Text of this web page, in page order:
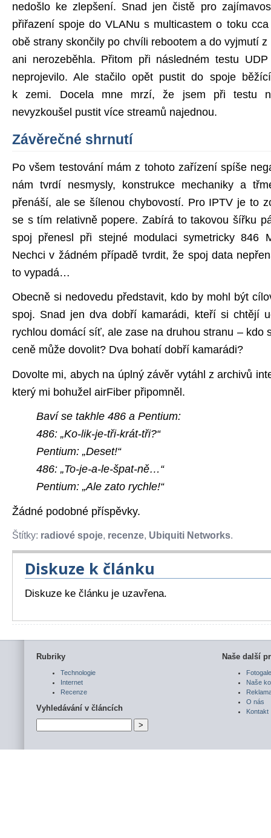
nedošlo ke zlepšení. Snad jen čistě pro
přiřazení spoje do VLANu s multicastem o toku
obě strany skončily po chvíli rebootem a do vyjmutí
ani nerozeběhla. Přitom při následném testu
neprojevilo. Ale stačilo opět pustit do spoje
k zemi. Docela mne mrzí, že jsem při testu
nevyzkoušel pustit více streamů najednou.
Závěrečné shrnutí
Po všem testování mám z tohoto zařízení spíše
nám tvrdí nesmysly, konstrukce mechaniky a
přenáší, ale se šílenou chybovostí. Pro IPTV je to
se s tím relativně popere. Zabírá to takovou šířku
spoj přenesl při stejné modulaci symetricky 846
Nechci v žádném případě tvrdit, že spoj data
to vypadá…
Obecně si nedovedu představit, kdo by mohl být
spoj. Snad jen dva dobří kamarádi, kteří si chtějí
rychlou domácí síť, ale zase na druhou stranu – kdo
ceně může dovolit? Dva bohatí dobří kamarádi?
Dovolte mi, abych na úplný závěr vytáhl z archivů
který mi bohužel airFiber připomněl.
Baví se takhle 486 a Pentium:
486: „Ko-lik-je-tři-krát-tři?“
Pentium: „Deset!“
486: „To-je-a-le-špat-ně…“
Pentium: „Ale zato rychle!“
Žádné podobné příspěvky.
Štítky: radiové spoje, recenze, Ubiquiti Networks.
Diskuze k článku
Diskuze ke článku je uzavřena.
Rubriky
Technologie
Internet
Recenze
Vyhledávání v článcích
Naše další
Naše
O nás
Kontakt